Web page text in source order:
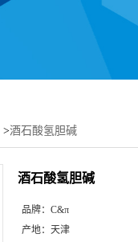
>酒石酸氢胆碱
酒石酸氢胆碱
品牌： C&π
产地： 天津